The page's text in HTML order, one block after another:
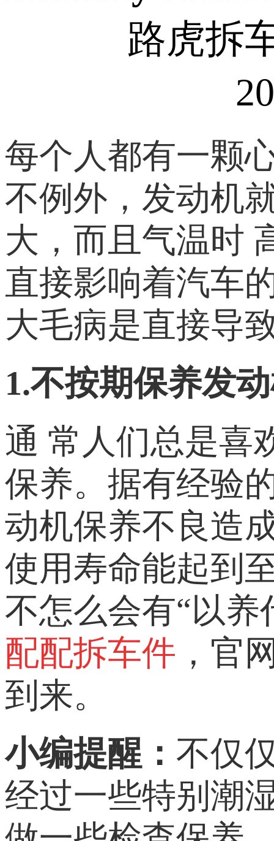
路虎拆
每个人都有一颗
不例外，发动机
大，而且气温时
直接影响着汽车
大毛病是直接导
1.不按期保养发
通 常人们总是喜
保养。据有经验
动机保养不良造
使用寿命能起到
不怎么会有“以
配配拆车件 ，官
到来。
小编提醒： 不仅
经过一些特别潮